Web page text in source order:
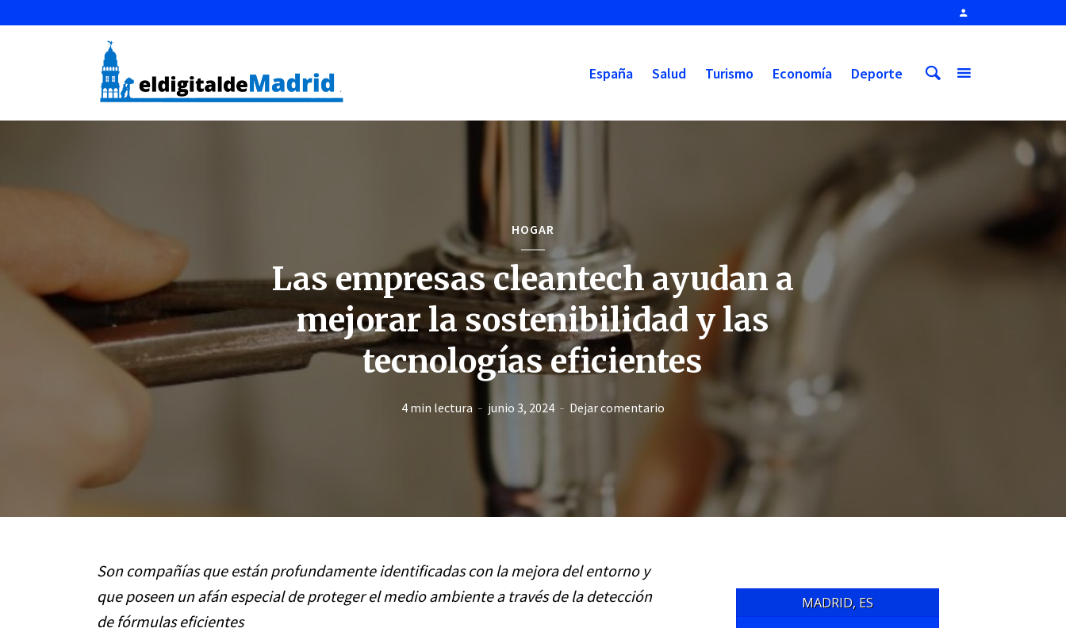
España Salud Turismo Economía Deporte
HOGAR
Las empresas cleantech ayudan a
mejorar la sostenibilidad y las
tecnologías eficientes
4 min lectura junio 3, 2024 Dejar comentario
Son compañías que están profundamente identificadas con la mejora del entorno y
que poseen un afán especial de proteger el medio ambiente a través de la detección
de fórmulas eficientes
MADRID, ES